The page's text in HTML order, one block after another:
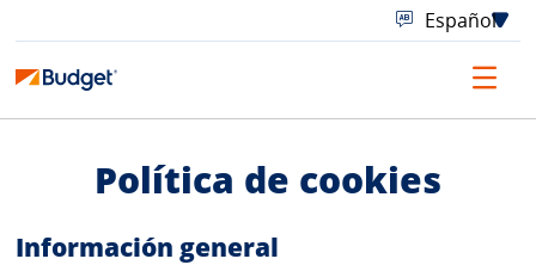
Política de cookies
Información general